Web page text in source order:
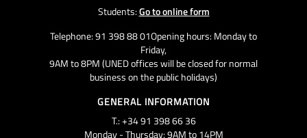
Students:Go to online form
Telephone: 91 398 88 01Opening hours: Monday to
Friday,
9AM to 8PM (UNED offices will be closed for normal
business on the public holidays)
GENERAL INFORMATION
T.: +34 91 398 66 36
Monday - Thursday: 9AM to 14PM